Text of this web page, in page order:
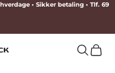
• Sikker betaling • Tlf. 69
Søg